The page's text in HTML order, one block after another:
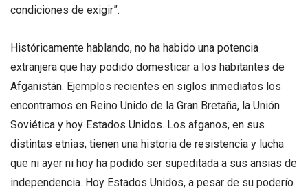
condiciones de exigir”.
Históricamente hablando, no ha habido una potencia
extranjera que hay podido domesticar a los habitantes de
Afganistán. Ejemplos recientes en siglos inmediatos los
encontramos en Reino Unido de la Gran Bretaña, la Unión
Soviética y hoy Estados Unidos. Los afganos, en sus
distintas etnias, tienen una historia de resistencia y lucha
que ni ayer ni hoy ha podido ser supeditada a sus ansias de
independencia. Hoy Estados Unidos, a pesar de su poderío